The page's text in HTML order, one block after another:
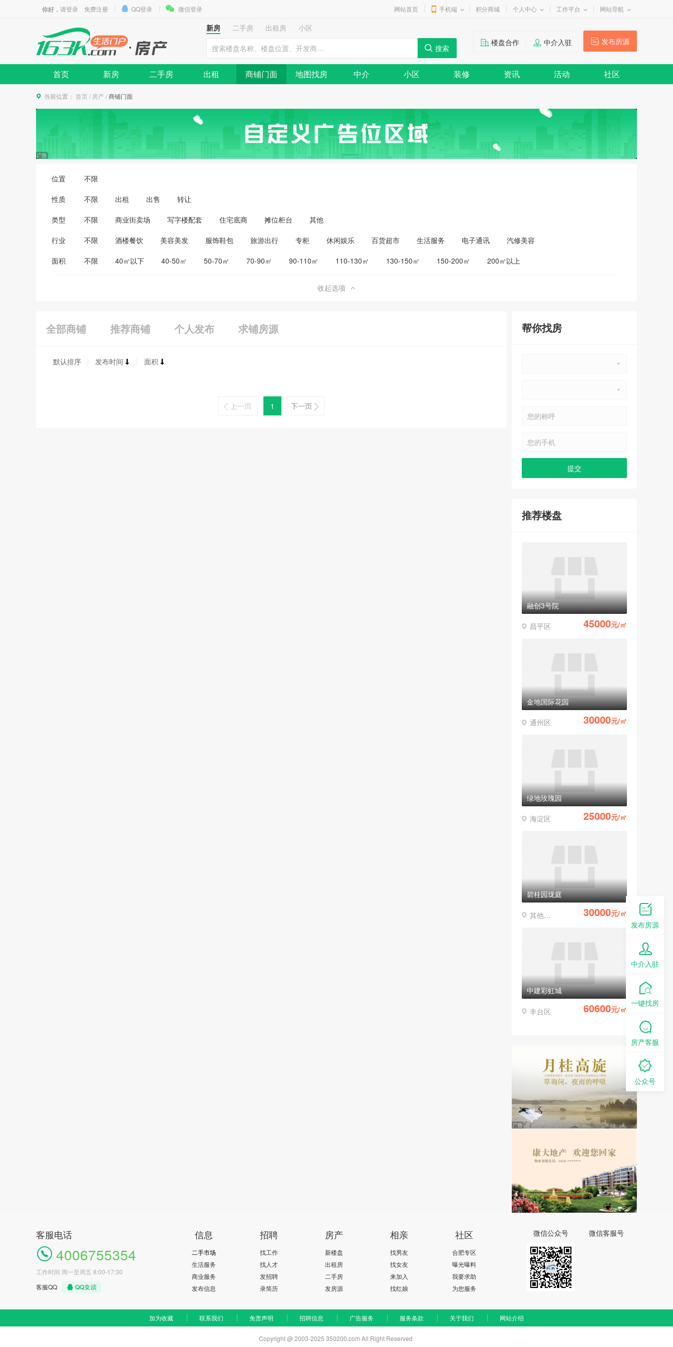
你好， 请登录 免费注册 QQ登录 微信登录 网站首页 手机端 积分商城 个人中心 工作平台 网站导航
新房 二手房 出租房
小区
发布房源
楼盘合作 中介入驻
首页 新房 二手房 出租 商铺门面 地图找房 中介 小区 装修 资讯 活动 社区
当前位置： 首页 / 房产/商铺门面
位置 不限
性质 不限 出租 出售 转让
类型 不限 商业街卖场 写字楼配套 住宅底商 摊位柜台 其他
行业 不限 酒楼餐饮 美容美发 服饰鞋包 旅游出行 专柜 休闲娱乐 百货超市 生活服务 电子通讯
汽修美容
医药保健
家居建材
面积 不限 40㎡以下 40-50㎡ 50-70㎡ 70-90㎡ 90-110㎡ 110-130㎡ 130-150㎡ 150-200㎡ 200㎡以上
收起选项
全部商铺 推荐商铺 个人发布 求铺房源
默认排序 发布时间 面积
1
帮你找房
推荐楼盘
融创3号院
昌平区 45000元/㎡
金地国际花园
通州区 30000元/㎡
绿地玫瑰园
海淀区 25000元/㎡
碧桂园珑庭
其他区县 30000元/㎡
中建彩虹城
丰台区 60600元/㎡
客服电话
4006755354
工作时间 周一至周五 8:00-17:30
客服QQ
信息
二手市场
生活服务
商业服务
发布信息
招聘
找工作
找人才
发招聘
录简历
房产
新楼盘
出租房
二手房
发房源
相亲
找男友
找女友
来加入
找红娘
社区
合肥专区
曝光曝料
我要求助
为您服务
微信公众号 微信客服号
加为收藏 联系我们 免责声明 招聘信息 广告服务 服务条款 关于我们 网站介绍
Copyright @ 2003-2025 350200.com All Right Reserved
发布房源
中介入驻
一键找房
房产客服
公众号